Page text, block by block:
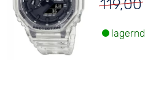
119,00
lagernd